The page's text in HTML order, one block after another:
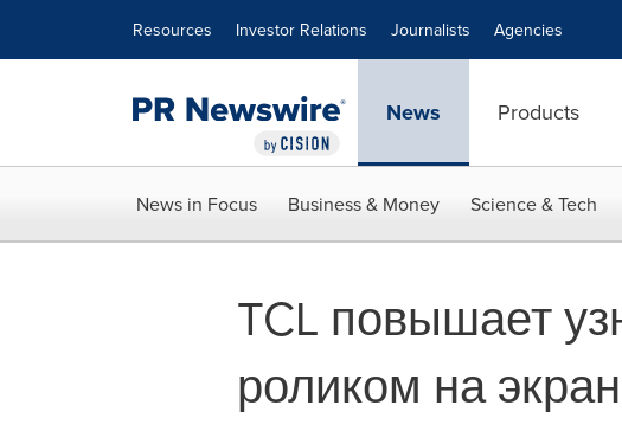
Resources Investor Relations Journalists Agencies
News Products
News in Focus Business & Money Science & Tech
TCL повышает
роликом на